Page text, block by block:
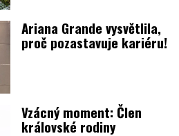
Ariana Grande vysvětlila,
proč pozastavuje kariéru!
Vzácný moment: Člen
královské rodiny